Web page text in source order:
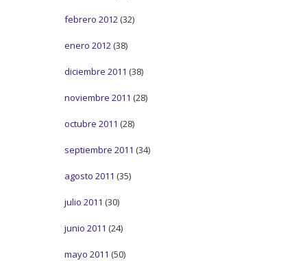
febrero 2012 (32)
enero 2012 (38)
diciembre 2011 (38)
noviembre 2011 (28)
octubre 2011 (28)
septiembre 2011 (34)
agosto 2011 (35)
julio 2011 (30)
junio 2011 (24)
mayo 2011 (50)